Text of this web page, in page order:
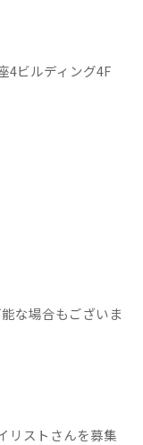
4ビルディング4F
な場合もございま
リストさんを募集